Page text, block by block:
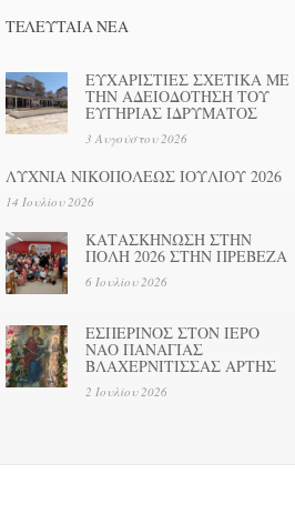
ΤΕΛΕΥΤΑΊΑ ΝΕΑ
ΕΥΧΑΡΙΣΤΙΕΣ ΣΧΕΤΙΚΑ ΜΕ
ΤΗΝ ΑΔΕΙΟΔΟΤΗΣΗ ΤΟΥ
ΕΥΓΗΡΙΑΣ ΙΔΡΥΜΑΤΟΣ
3 Αυγούστου 2026
ΛΥΧΝΙΑ ΝΙΚΟΠΟΛΕΩΣ ΙΟΥΛΙΟΥ 2026
14 Ιουλίου 2026
ΚΑΤΑΣΚΗΝΩΣΗ ΣΤΗΝ
ΠΟΛΗ 2026 ΣΤΗΝ ΠΡΕΒΕΖΑ
6 Ιουλίου 2026
ΕΣΠΕΡΙΝΟΣ ΣΤΟΝ ΙΕΡΟ
ΝΑΟ ΠΑΝΑΓΙΑΣ
ΒΛΑΧΕΡΝΙΤΙΣΣΑΣ ΑΡΤΗΣ
2 Ιουλίου 2026